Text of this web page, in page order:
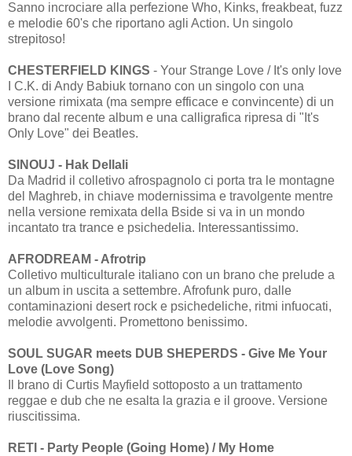
Sanno incrociare alla perfezione Who, Kinks, freakbeat, fuzz
e melodie 60's che riportano agli Action. Un singolo
strepitoso!
CHESTERFIELD KINGS - Your Strange Love / It's only love
I C.K. di Andy Babiuk tornano con un singolo con una
versione rimixata (ma sempre efficace e convincente) di un
brano dal recente album e una calligrafica ripresa di "It's
Only Love" dei Beatles.
SINOUJ - Hak Dellali
Da Madrid il colletivo afrospagnolo ci porta tra le montagne
del Maghreb, in chiave modernissima e travolgente mentre
nella versione remixata della Bside si va in un mondo
incantato tra trance e psichedelia. Interessantissimo.
AFRODREAM - Afrotrip
Colletivo multiculturale italiano con un brano che prelude a
un album in uscita a settembre. Afrofunk puro, dalle
contaminazioni desert rock e psichedeliche, ritmi infuocati,
melodie avvolgenti. Promettono benissimo.
SOUL SUGAR meets DUB SHEPERDS - Give Me Your
Love (Love Song)
Il brano di Curtis Mayfield sottoposto a un trattamento
reggae e dub che ne esalta la grazia e il groove. Versione
riuscitissima.
RETI - Party People (Going Home) / My Home